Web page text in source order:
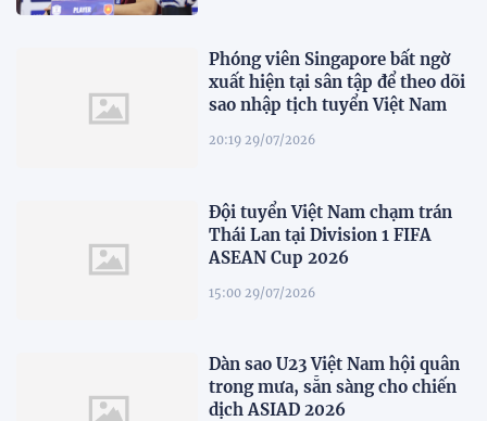
Phóng viên Singapore bất ngờ
xuất hiện tại sân tập để theo dõi
sao nhập tịch tuyển Việt Nam
20:19 29/07/2026
Đội tuyển Việt Nam chạm trán
Thái Lan tại Division 1 FIFA
ASEAN Cup 2026
15:00 29/07/2026
Dàn sao U23 Việt Nam hội quân
trong mưa, sẵn sàng cho chiến
dịch ASIAD 2026